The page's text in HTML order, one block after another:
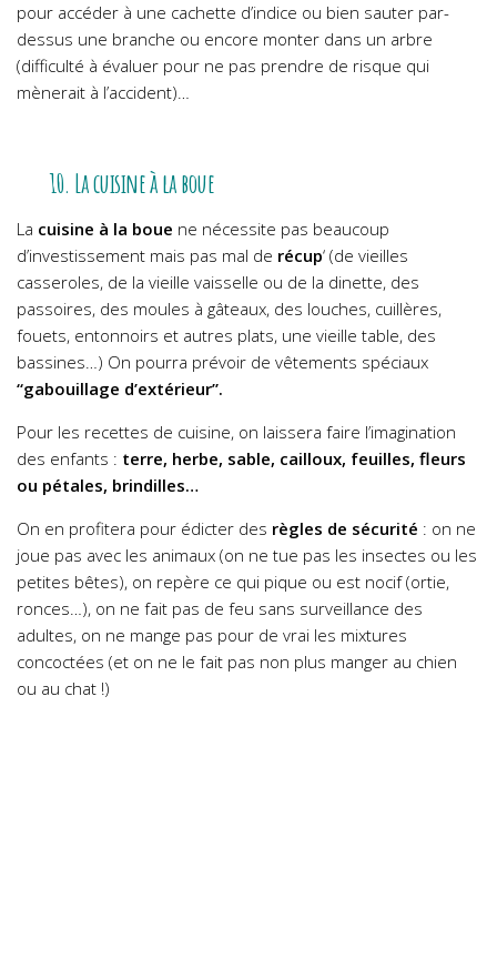
pour accéder à une cachette d’indice ou bien sauter par-
dessus une branche ou encore monter dans un arbre
(difficulté à évaluer pour ne pas prendre de risque qui
mènerait à l’accident)…
10. La cuisine à la boue
La cuisine à la boue ne nécessite pas beaucoup
d’investissement mais pas mal de récup‘ (de vieilles
casseroles, de la vieille vaisselle ou de la dinette, des
passoires, des moules à gâteaux, des louches, cuillères,
fouets, entonnoirs et autres plats, une vieille table, des
bassines…) On pourra prévoir de vêtements spéciaux
“gabouillage d’extérieur”.
Pour les recettes de cuisine, on laissera faire l’imagination
des enfants : terre, herbe, sable, cailloux, feuilles, fleurs
ou pétales, brindilles…
On en profitera pour édicter des règles de sécurité : on ne
joue pas avec les animaux (on ne tue pas les insectes ou les
petites bêtes), on repère ce qui pique ou est nocif (ortie,
ronces…), on ne fait pas de feu sans surveillance des
adultes, on ne mange pas pour de vrai les mixtures
concoctées (et on ne le fait pas non plus manger au chien
ou au chat !)